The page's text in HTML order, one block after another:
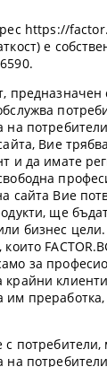
https://
е
на
Вие
и да имате
сайта Вие
ще
бизнес цели.
за
им
потребители,
на